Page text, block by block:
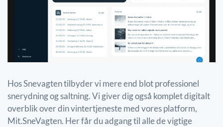
Hos Snevagten tilbyder vi mere end blot professionel
snerydning og saltning. Vi giver dig også komplet digitalt
overblik over din vintertjeneste med vores platform,
Mit.SneVagten. Her får du adgang til alle de vigtige